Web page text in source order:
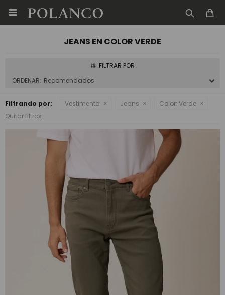

JEANS EN COLOR VERDE
Recomendados
Filtrando por: Vestimenta Jeans Color: Verde
Quitar filtros